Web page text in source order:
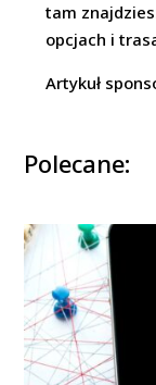
tam
opcjach i
Artykuł
Polecane: